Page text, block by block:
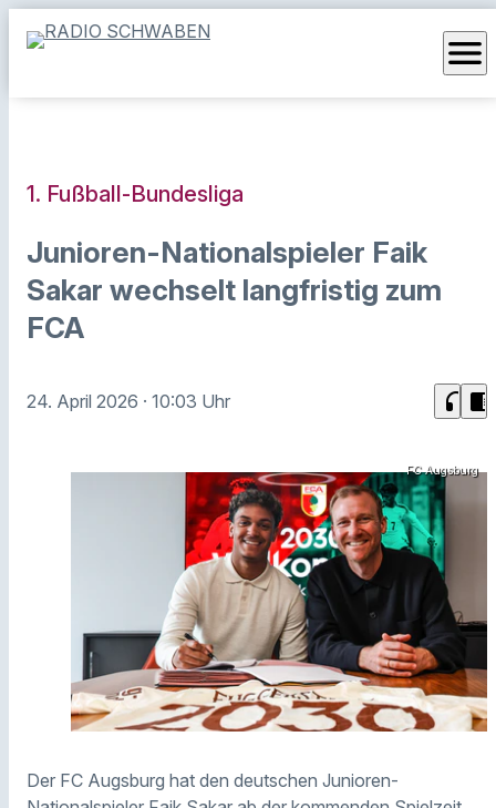
menu
1. Fußball-Bundesliga
Junioren-Nationalspieler Faik
Sakar wechselt langfristig zum
FCA
24. April 2026 · 10:03 Uhr headphones chrome_reader_mode
FC Augsburg
Der FC Augsburg hat den deutschen Junioren-